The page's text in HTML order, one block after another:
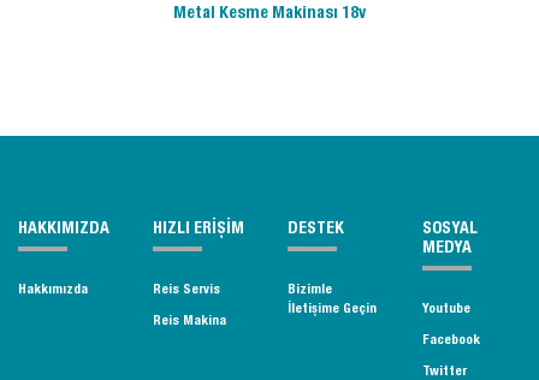
Metal Kesme Makinası 18v
HAKKIMIZDA
Hakkımızda
HIZLI ERİŞİM
Reis Servis
Reis Makina
DESTEK
Bizimle
İletişime Geçin
SOSYAL
MEDYA
Youtube
Facebook
Twitter